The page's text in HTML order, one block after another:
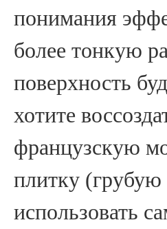
понимания
более тонкую
поверхность
хотите
французскую
плитку (грубую
использовать